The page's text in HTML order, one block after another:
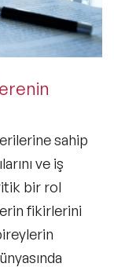
sahip
ve iş
bir rol
fikirlerini